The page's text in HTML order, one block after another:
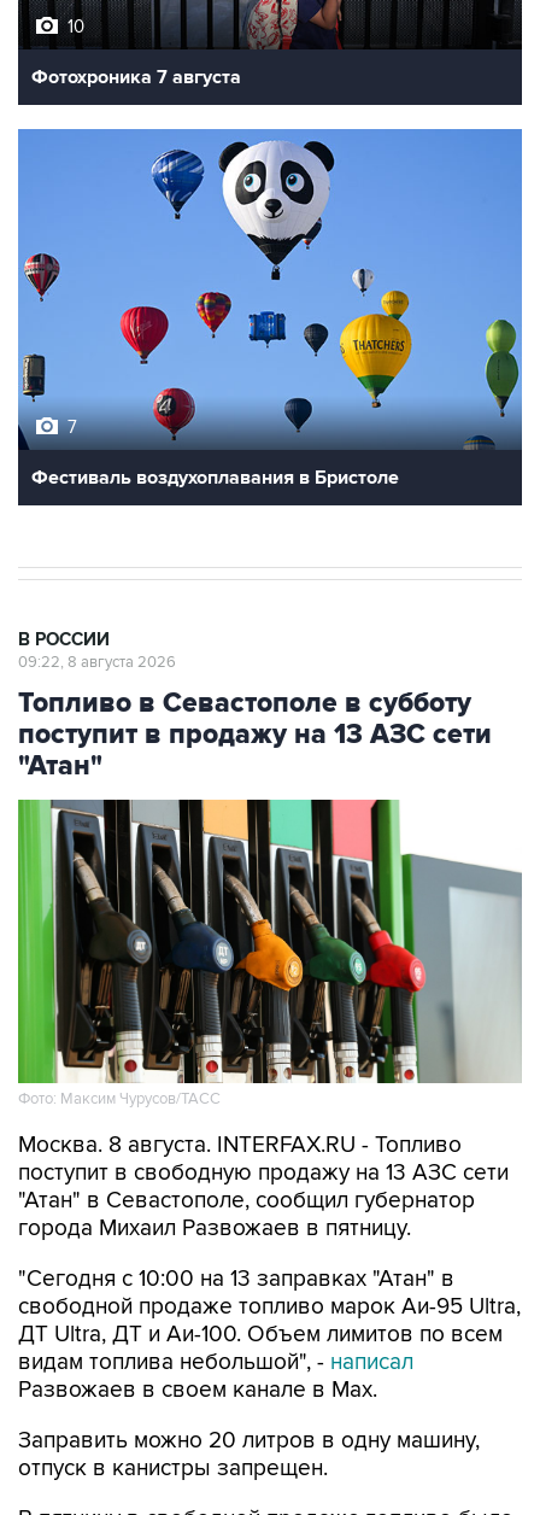
10
Фотохроника 7 августа
7
Фестиваль воздухоплавания в Бристоле
В РОССИИ
09:22, 8 августа 2026
Топливо в Севастополе в субботу
поступит в продажу на 13 АЗС сети
"Атан"
Фото: Максим Чурусов/ТАСС
Москва. 8 августа. INTERFAX.RU - Топливо
поступит в свободную продажу на 13 АЗС сети
"Атан" в Севастополе, сообщил губернатор
города Михаил Развожаев в пятницу.
"Сегодня с 10:00 на 13 заправках "Атан" в
свободной продаже топливо марок Аи-95 Ultra,
ДТ Ultra, ДТ и Аи-100. Объем лимитов по всем
видам топлива небольшой", - написал
Развожаев в своем канале в Max.
Заправить можно 20 литров в одну машину,
отпуск в канистры запрещен.